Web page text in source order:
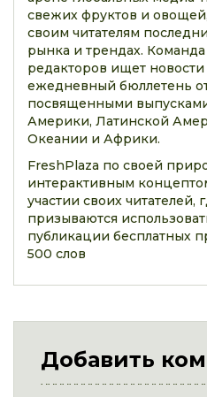
свежих фруктов и
своим читателям
рынка и трендах.
редакторов ищет новости
ежедневный бюллетень
посвященными
Америки, Латинской
Океании и Африки.
FreshPlaza по своей
интерактивным
участии своих читателей,
призываются
публикации бесплатных
500 слов
Добавить